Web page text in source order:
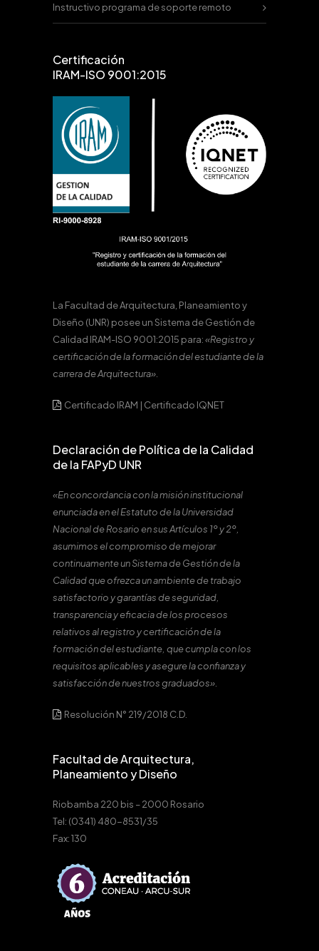
Instructivo programa de soporte remoto
Certificación
IRAM-ISO 9001:2015
La Facultad de Arquitectura, Planeamiento y
Diseño (UNR) posee un Sistema de Gestión de
Calidad IRAM-ISO 9001:2015 para:«Registro y
certificación de la formación del estudiante de la
carrera de Arquitectura».
Certificado IRAM | Certificado IQNET
Declaración de Política de la Calidad
de la FAPyD UNR
«En concordancia con la misión institucional
enunciada en el Estatuto de la Universidad
Nacional de Rosario en sus Artículos 1º y 2º,
asumimos el compromiso de mejorar
continuamente un Sistema de Gestión de la
Calidad que ofrezca un ambiente de trabajo
satisfactorio y garantías de seguridad,
transparencia y eficacia de los procesos
relativos al registro y certificación de la
formación del estudiante, que cumpla con los
requisitos aplicables y asegure la confianza y
satisfacción de nuestros graduados».
Resolución N° 219/2018 C.D.
Facultad de Arquitectura,
Planeamiento y Diseño
Riobamba 220 bis – 2000 Rosario
Tel: (0341) 480-8531/35
Fax: 130